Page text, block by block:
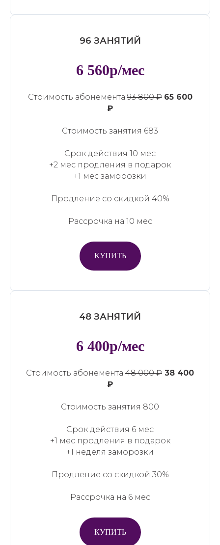
96 ЗАНЯТИЙ
6 560р/мес
Стоимость абонемента93 800 ₽ 65 600
₽
Стоимость занятия 683
Срок действия 10 мес
+2 мес продления в подарок
+1 мес заморозки
Продление со скидкой 40%
Рассрочка на 10 мес
КУПИТЬ
48 ЗАНЯТИЙ
6 400р/мес
Стоимость абонемента 48 000 ₽ 38 400
₽
Стоимость занятия 800
Срок действия 6 мес
+1 мес продления в подарок
+1 неделя заморозки
Продление со скидкой 30%
Рассрочка на 6 мес
КУПИТЬ